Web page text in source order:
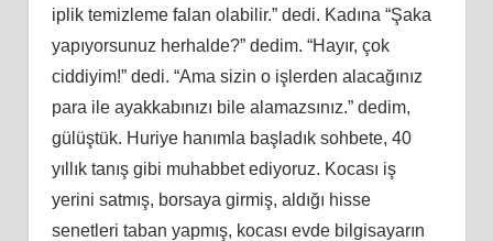
iplik temizleme falan olabilir.” dedi. Kadına “Şaka
yapıyorsunuz herhalde?” dedim. “Hayır, çok
ciddiyim!” dedi. “Ama sizin o işlerden alacağınız
para ile ayakkabınızı bile alamazsınız.” dedim,
gülüştük. Huriye hanımla başladık sohbete, 40
yıllık tanış gibi muhabbet ediyoruz. Kocası iş
yerini satmış, borsaya girmiş, aldığı hisse
senetleri taban yapmış, kocası evde bilgisayarın